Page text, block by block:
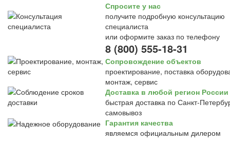
Спросите у нас
получите подробную консультацию
специалиста
или оформите заказ по телефону
8 (800) 555-18-31
Сопровождение объектов
проектирование, поставка
монтаж, сервис
Доставка в любой регион России
быстрая доставка по Санкт-
самовывоз
Гарантия качества
являемся официальным дилером